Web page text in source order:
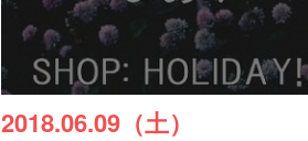
2018.06.09（土）